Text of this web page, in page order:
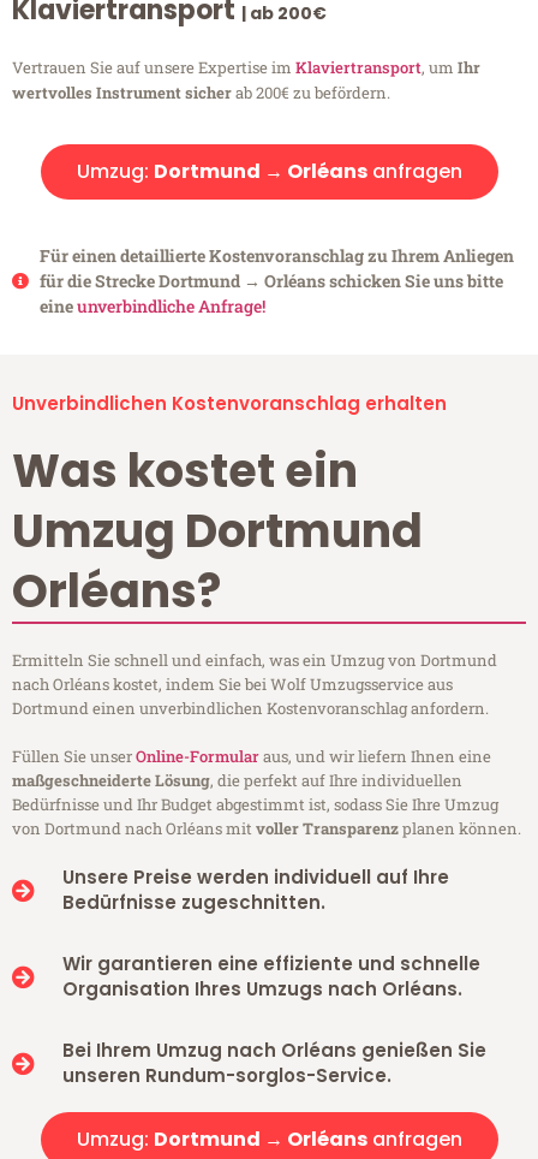
Klaviertransport | ab 200€
Vertrauen Sie auf unsere Expertise im Klaviertransport, um Ihr
wertvolles Instrument sicherab 200€ zu befördern.
Umzug: Dortmund → Orléansanfragen
Für einen detaillierte Kostenvoranschlag zu Ihrem Anliegen
für die Strecke Dortmund → Orléans schicken Sie uns bitte
eineunverbindliche Anfrage!
Unverbindlichen Kostenvoranschlag erhalten
Was kostet ein
Umzug Dortmund
Orléans?
Ermitteln Sie schnell und einfach, was ein Umzug von Dortmund
nach Orléans kostet, indem Sie bei Wolf Umzugsservice aus
Dortmund einen unverbindlichen Kostenvoranschlag anfordern.
Füllen Sie unserOnline-Formularaus, und wir liefern Ihnen eine
maßgeschneiderte Lösung, die perfekt auf Ihre individuellen
Bedürfnisse und Ihr Budget abgestimmt ist, sodass Sie Ihre Umzug
von Dortmund nach Orléans mitvoller Transparenzplanen können.
Unsere Preise werden individuell auf Ihre
Bedürfnisse zugeschnitten.
Wir garantieren eine effiziente und schnelle
Organisation Ihres Umzugs nach Orléans.
Bei Ihrem Umzug nach Orléans genießen Sie
unseren Rundum-sorglos-Service.
Umzug: Dortmund → Orléansanfragen